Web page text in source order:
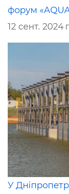
форум
12 сент. 2024
У